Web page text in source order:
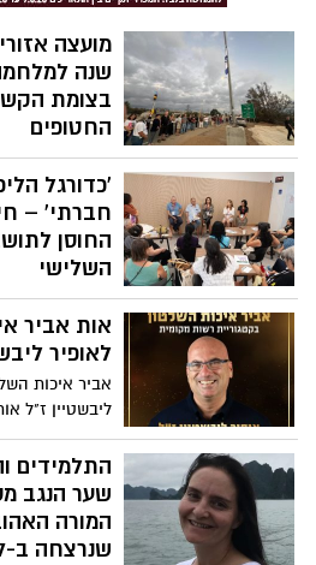
מועצה
שנה
בצומת
החטופים
המלחמה,
לטקס הורדת
בה נרצחו
'כדורגל
חברתי' –
החוסן
השלישי
בכנס "מֵעֵבֶר
משמעותית
חזרה לשגרת
זקני העוטף
ישראל'
אות אביר
לאופיר
ליבשטיין ז"ל
לו בקטגוריית
הלכת לפיתוח,
המערבי.
התלמידים
שער הנגב
המורה
שנרצחה ב-7 באוקטובר